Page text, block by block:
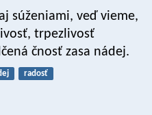
súženiami, veď vieme,
trpezlivosť
čnosť zasa nádej.
radosť